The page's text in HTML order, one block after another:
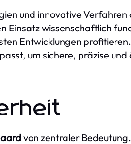
und innovative Verfahren
Einsatz wissenschaftlich
Entwicklungen
um sichere, präzise und
von zentraler